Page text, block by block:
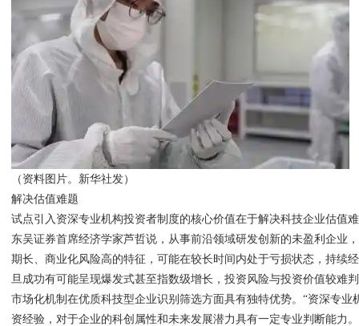
（资料图片。新华社发）
解决估值难题
试点引入资深专业机构投资者制度的核心价值在于解决科技企业估值
东吴证券首席经济学家芦哲说，从事前沿领域研发创新的未盈利企业
期长、商业化风险高的特征，可能在较长时间内处于亏损状态，持续
旦成功有可能呈现爆发式甚至指数级增长，投资风险与投资价值较难
市场化机制在优质科技型企业识别筛选方面具有独特优势。“资深专
资经验，对于企业的科创属性和未来发展潜力具有一定专业判断能力